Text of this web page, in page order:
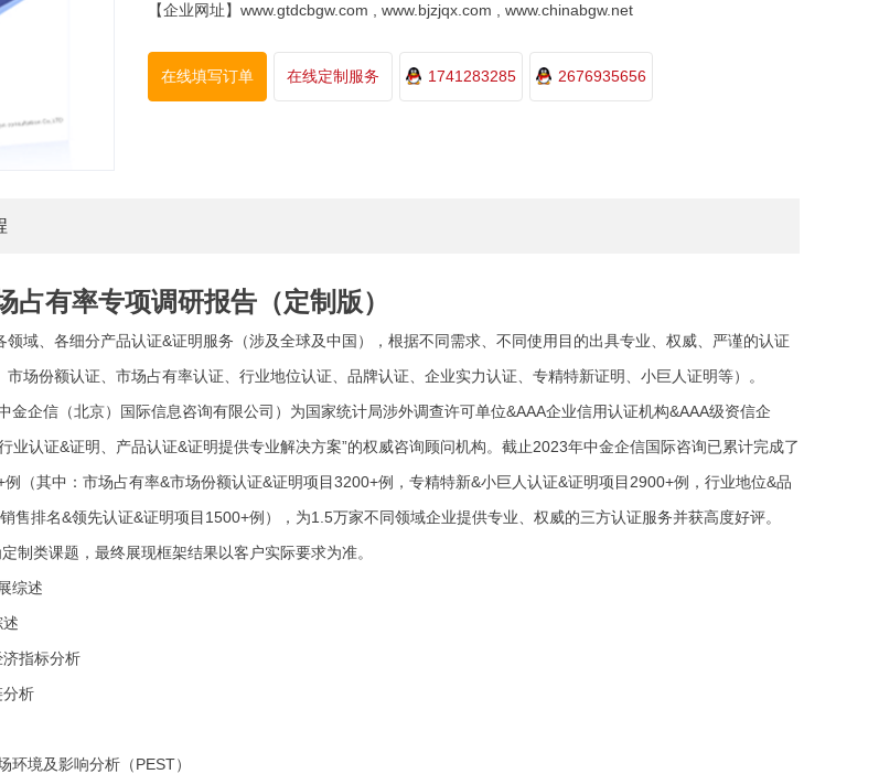
【企业网址】www.gtdcbgw.com , www.bjzjqx.com , www.chinabgw.net
在线填写订单 在线定制服务 1741283285 2676935656
占有率专项调研报告（定制版）
域、各细分产品认证&证明服务（涉及全球及中国），根据不同需求、不同使用目的出具专业、权威、严谨的认证
场份额认证、市场占有率认证、行业地位认证、品牌认证、企业实力认证、专精特新证明、小巨人证明等）。
金企信（北京）国际信息咨询有限公司）为国家统计局涉外调查许可单位&AAA企业信用认证机构&AAA级资信企
业认证&证明、产品认证&证明提供专业解决方案”的权威咨询顾问机构。截止2023年中金企信国际咨询已累计完成了
（其中：市场占有率&市场份额认证&证明项目3200+例，专精特新&小巨人认证&证明项目2900+例，行业地位&品
售排名&领先认证&证明项目1500+例），为1.5万家不同领域企业提供专业、权威的三方认证服务并获高度好评。
制类课题，最终展现框架结果以客户实际要求为准。
综述
指标分析
分析
环境及影响分析（PEST）